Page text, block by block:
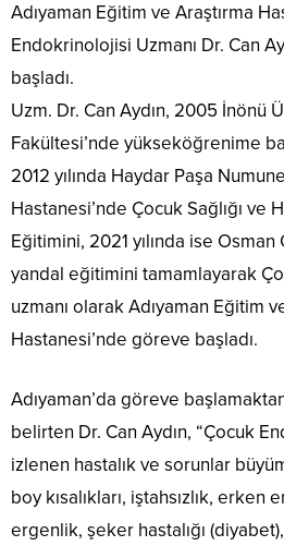
Adıyaman Eğitim ve Araştırma
Endokrinolojisi Uzmanı Dr. Can
başladı.
Uzm. Dr. Can Aydın, 2005 İnönü
Fakültesi’nde yükseköğrenime
2012 yılında Haydar Paşa
Hastanesi’nde Çocuk Sağlığı ve
Eğitimini, 2021 yılında ise
yandal eğitimini tamamlayarak
uzmanı olarak Adıyaman Eğitim
Hastanesi’nde göreve başladı.
Adıyaman’da göreve
belirten Dr. Can Aydın, “Çocuk
izlenen hastalık ve sorunlar
boy kısalıkları, iştahsızlık,
ergenlik, şeker hastalığı